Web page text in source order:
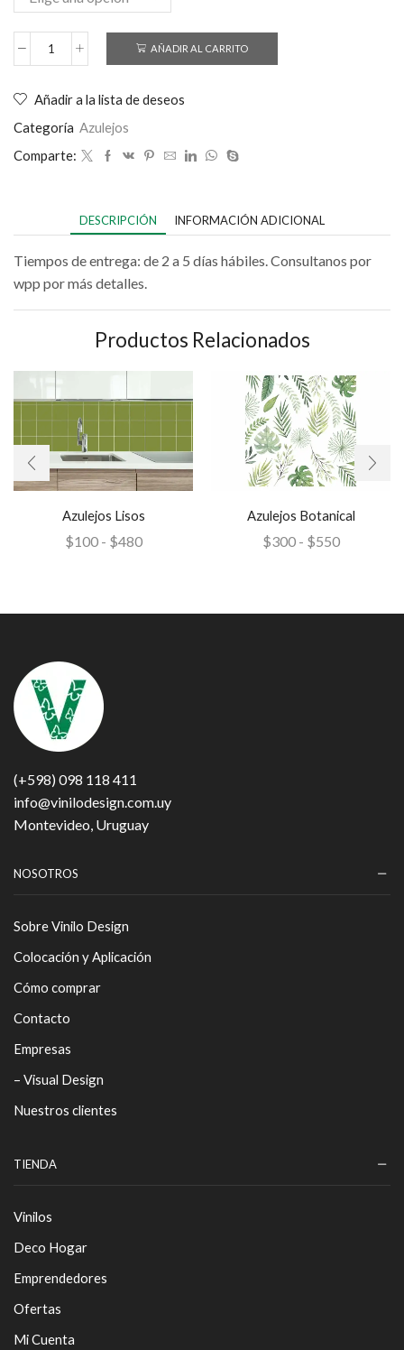
AÑADIR AL CARRITO
Añadir a la lista de deseos
Categoría Azulejos
Comparte:
DESCRIPCIÓN INFORMACIÓN ADICIONAL
Tiempos de entrega: de 2 a 5 días hábiles. Consultanos por
wpp por más detalles.
Productos Relacionados
Azulejos Lisos
$100 - $480
Azulejos Botanical
$300 - $550
(+598) 098 118 411
info@vinilodesign.com.uy
Montevideo, Uruguay
NOSOTROS
Sobre Vinilo Design
Colocación y Aplicación
Cómo comprar
Contacto
Empresas
– Visual Design
Nuestros clientes
TIENDA
Vinilos
Deco Hogar
Emprendedores
Ofertas
Mi Cuenta